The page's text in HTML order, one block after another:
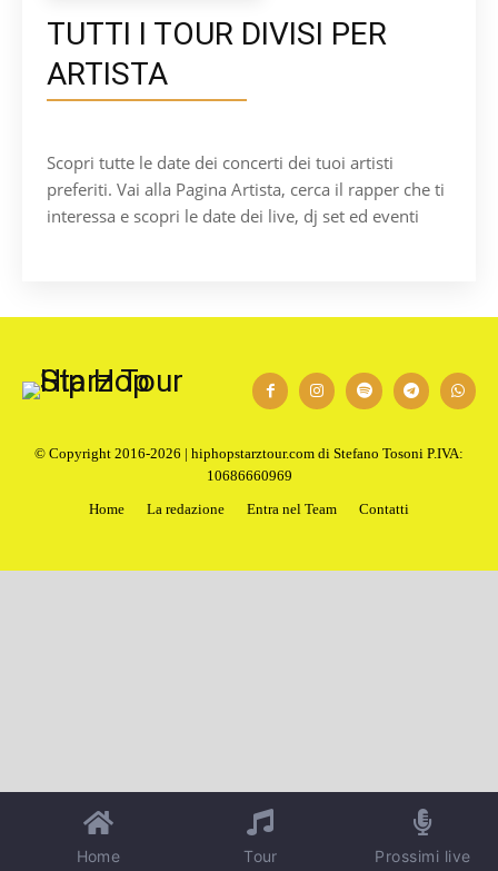
TUTTI I TOUR DIVISI PER
ARTISTA
Scopri tutte le date dei concerti dei tuoi artisti
preferiti. Vai alla Pagina Artista, cerca il rapper che ti
interessa e scopri le date dei live, dj set ed eventi
© Copyright 2016-2026 | hiphopstarztour.com di Stefano Tosoni P.IVA:
10686660969
Home
La redazione Entra nel Team Contatti
Home Tour Prossimi live